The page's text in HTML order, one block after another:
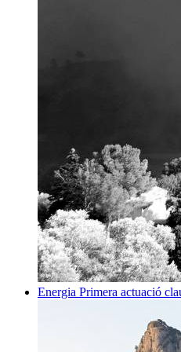
Energia Primera actuació